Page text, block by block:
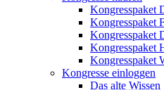
Kongresspaket
Kongresspaket
Kongresspaket
Kongresspaket
Kongresspaket
Kongresse einloggen
Das alte Wissen